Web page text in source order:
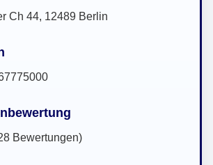
Ch 44, 12489 Berlin
Bewertungen)